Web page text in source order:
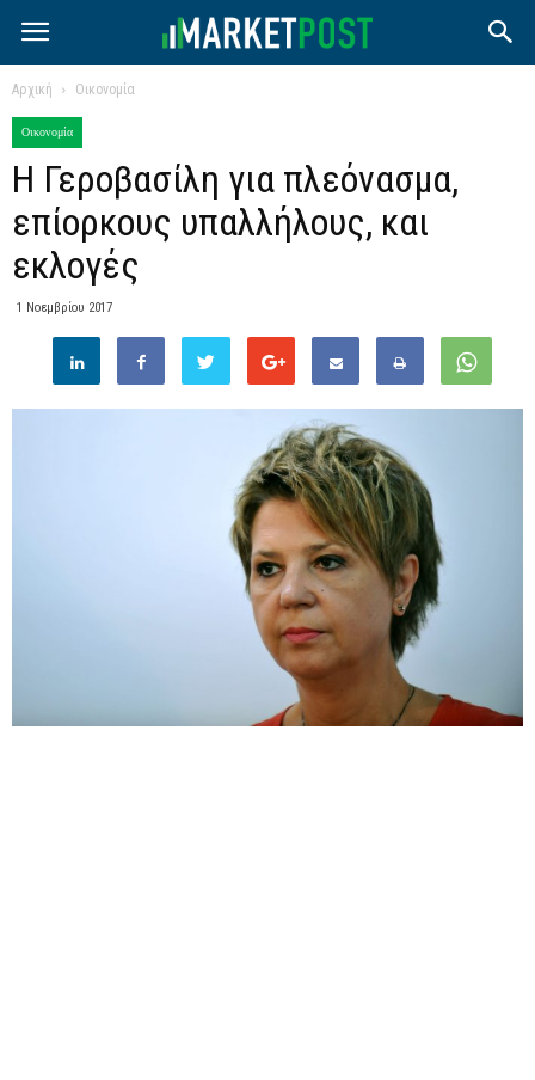
Αρχική Οικονομία
Οικονομία
Η Γεροβασίλη για πλεόνασμα,
επίορκους υπαλλήλους, και
εκλογές
1 Νοεμβρίου 2017